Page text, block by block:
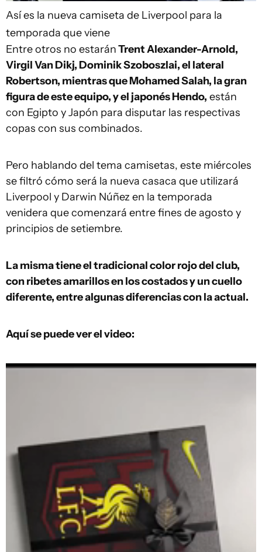
Así es la nueva camiseta de Liverpool para la
temporada que viene
Entre otros no estaránTrent Alexander-Arnold,
Virgil Van Dikj, Dominik Szoboszlai, el lateral
Robertson, mientras que Mohamed Salah, la gran
figura de este equipo, y el japonés Hendo, están
con Egipto y Japón para disputar las respectivas
copas con sus combinados.
Pero hablando del tema camisetas, este miércoles
se filtró cómo será la nueva casaca que utilizará
Liverpool y Darwin Núñez en la temporada
venidera que comenzará entre fines de agosto y
principios de setiembre.
La misma tiene el tradicional color rojo del club,
con ribetes amarillos en los costados y un cuello
diferente, entre algunas diferencias con la actual.
Aquí se puede ver el video: